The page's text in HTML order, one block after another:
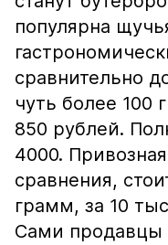
популярна
сравнительно
чуть более 100
850 рублей.
4000.
сравнения,
грамм, за 10
Сами продавцы